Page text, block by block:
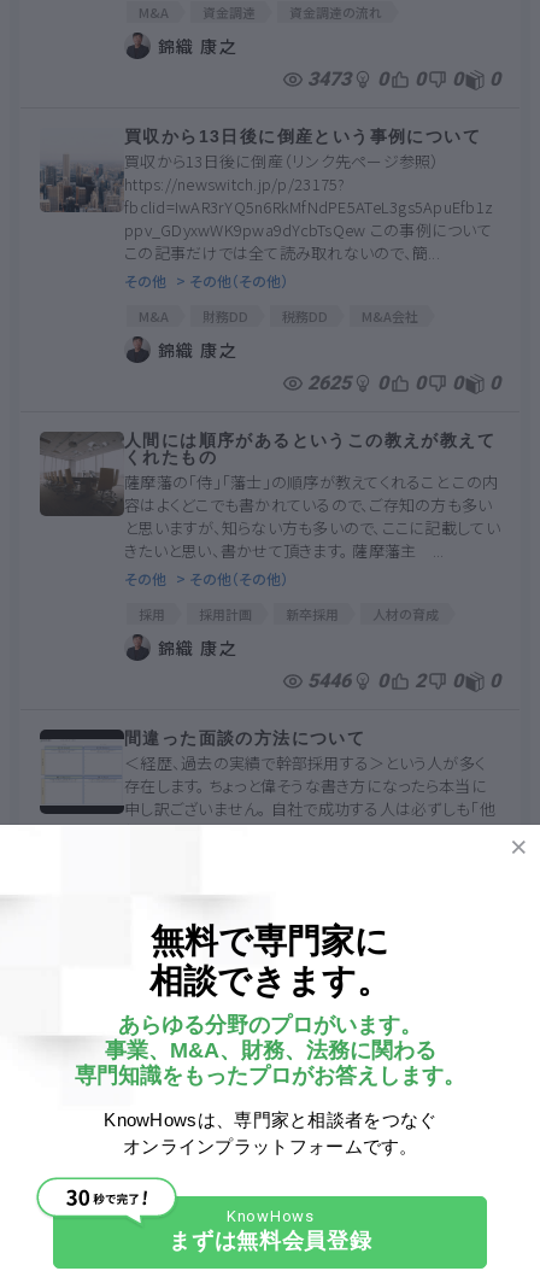
M&A 資金調達
資金調達の流れ
M＆Aマッチングサイト
資金調達のリスク
M&A契約書 MA
M&A契約
錦織 康之
3473 0 0 0 0
買収から13日後に倒産という事例について
買収から13日後に倒産（リンク先ページ参照）
https://newswitch.jp/p/23175?
fbclid=IwAR3rYQ5n6RkMfNdPE5ATeL3gs5ApuEfb1z
ppv_GDyxwWK9pwa9dYcbTsQew この事例について
この記事だけでは全て読み取れないので、簡...
その他 > その他（その他）
M&A 財務DD 税務DD
M&A会社
M&A契約
事業DD
事業買収
錦織 康之
2625 0 0 0 0
人間には順序があるというこの教えが教えて
くれたもの
薩摩藩の「侍」「藩士」の順序が教えてくれること この内
容はよくどこでも書かれているので、ご存知の方も多い
と思いますが、知らない方も多いので、ここに記載してい
きたいと思い、書かせて頂きます。 薩摩藩主 ...
その他 > その他（その他）
採用 採用計画 新卒採用
人材の育成
役員会
育成
錦織 康之
5446 0 2 0 0
間違った面談の方法について
＜経歴、過去の実績で幹部採用する＞という人が多く
存在します。 ちょっと偉そうな書き方になったら本当に
申し訳ございません。 自社で成功する人は必ずしも「他
社で実績を残した人」ではありません 「能動的行動...
新型コロナウイルス
採用計画
中途採用 新卒採用
コロナウイルス
組織再編
コロナ
アフターコロナ
コロナショック
SWOT
採用面接 面談
コロナ対策
面接方法
自己分析
錦織 康之
3677 0
KnowHowsがオープンしました。
KnowHowsがオープンしました。 皆様 お世話になりま
す。錦織です。 この度、KnowHowsがスタートいたしまし
た。 様々なメンバーの方にご利用頂き、本当の意味での
生きたノウハウの集合体を企業のために作りたい...
その他 > その他（その他）
KnowHows
錦織 康之
2616
無料で専門家に
相談できます。
あらゆる分野のプロがいます。
事業、M&A、財務、法務に関わる
専門知識をもったプロがお答えします。
KnowHowsは、専門家と相談者をつなぐ
オンラインプラットフォームです。
まずは無料会員登録